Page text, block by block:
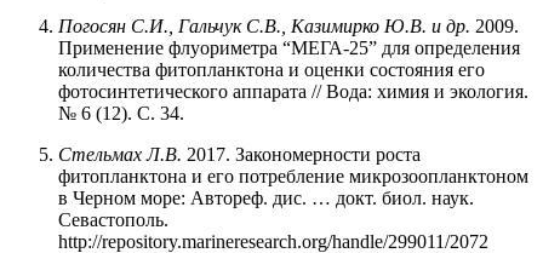
Погосян С.И., Гальчук С.В., Казимирко Ю.В. и др. 2009.
Применение флуориметра “МЕГА-25” для определения
количества фитопланктона и оценки состояния его
фотосинтетического аппарата // Вода: химия и экология.
№ 6 (12). С. 34.
Стельмах Л.В. 2017. Закономерности роста
фитопланктона и его потребление микрозоопланктоном
в Черном море: Автореф. дис. … докт. биол. наук.
Севастополь.
http://repository.marineresearch.org/handle/299011/2072